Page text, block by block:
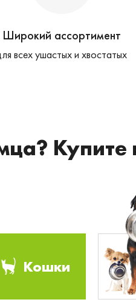
Широкий ассортимент
всех ушастых и хвостатых
Кошки